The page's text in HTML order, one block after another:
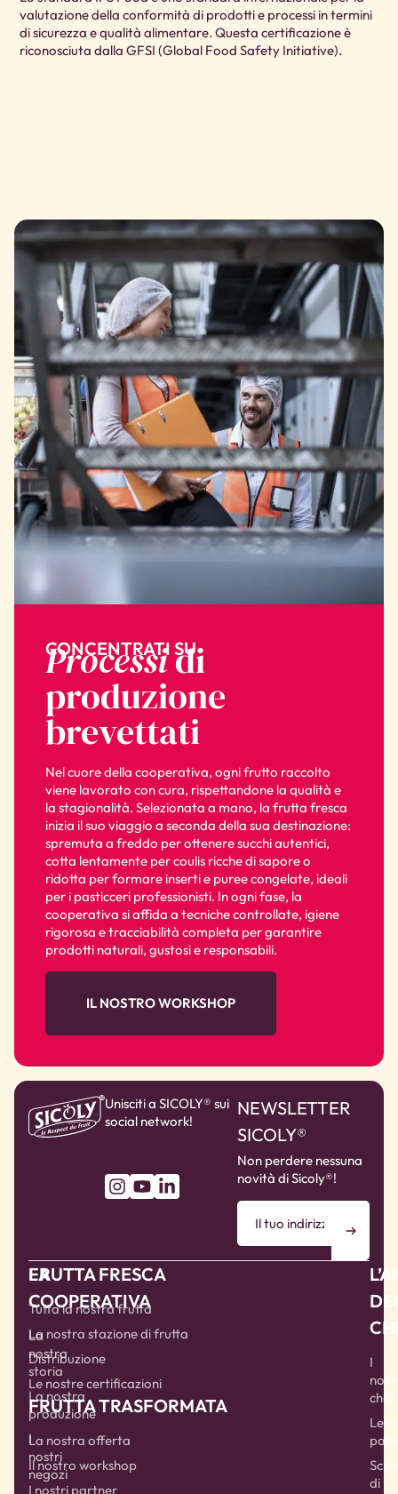
valutazione della conformità di prodotti e processi in termini
di sicurezza e qualità alimentare. Questa certificazione è
riconosciuta dalla GFSI (Global Food Safety Initiative).
CONCENTRATI SU
Processidi
produzione
brevettati
Nel cuore della cooperativa, ogni frutto raccolto
viene lavorato con cura, rispettandone la qualità e
la stagionalità. Selezionata a mano, la frutta fresca
inizia il suo viaggio a seconda della sua destinazione:
spremuta a freddo per ottenere succhi autentici,
cotta lentamente per coulis ricche di sapore o
ridotta per formare inserti e puree congelate, ideali
per i pasticceri professionisti. In ogni fase, la
cooperativa si affida a tecniche controllate, igiene
rigorosa e tracciabilità completa per garantire
prodotti naturali, gustosi e responsabili.
IL NOSTRO WORKSHOP
Unisciti a SICOLY® sui
social network!
NEWSLETTER
SICOLY®
Non perdere nessuna
novità di Sicoly®!
LA
COOPERATIVA
La
nostra
storia
La nostra
produzione
I
nostri
negozi
FRUTTA FRESCA
Tutta la nostra frutta
La nostra stazione di frutta
Distribuzione
Le nostre certificazioni
FRUTTA TRASFORMATA
La nostra offerta
Il nostro workshop
I nostri partner
I
chef
Le
di